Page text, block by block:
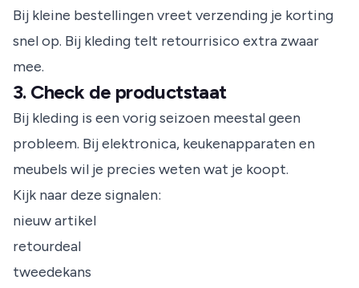
Bij kleine bestellingen vreet verzending je korting
snel op. Bij kleding telt retourrisico extra zwaar
mee.
3. Check de productstaat
Bij kleding is een vorig seizoen meestal geen
probleem. Bij elektronica, keukenapparaten en
meubels wil je precies weten wat je koopt.
Kijk naar deze signalen:
nieuw artikel
retourdeal
tweedekans